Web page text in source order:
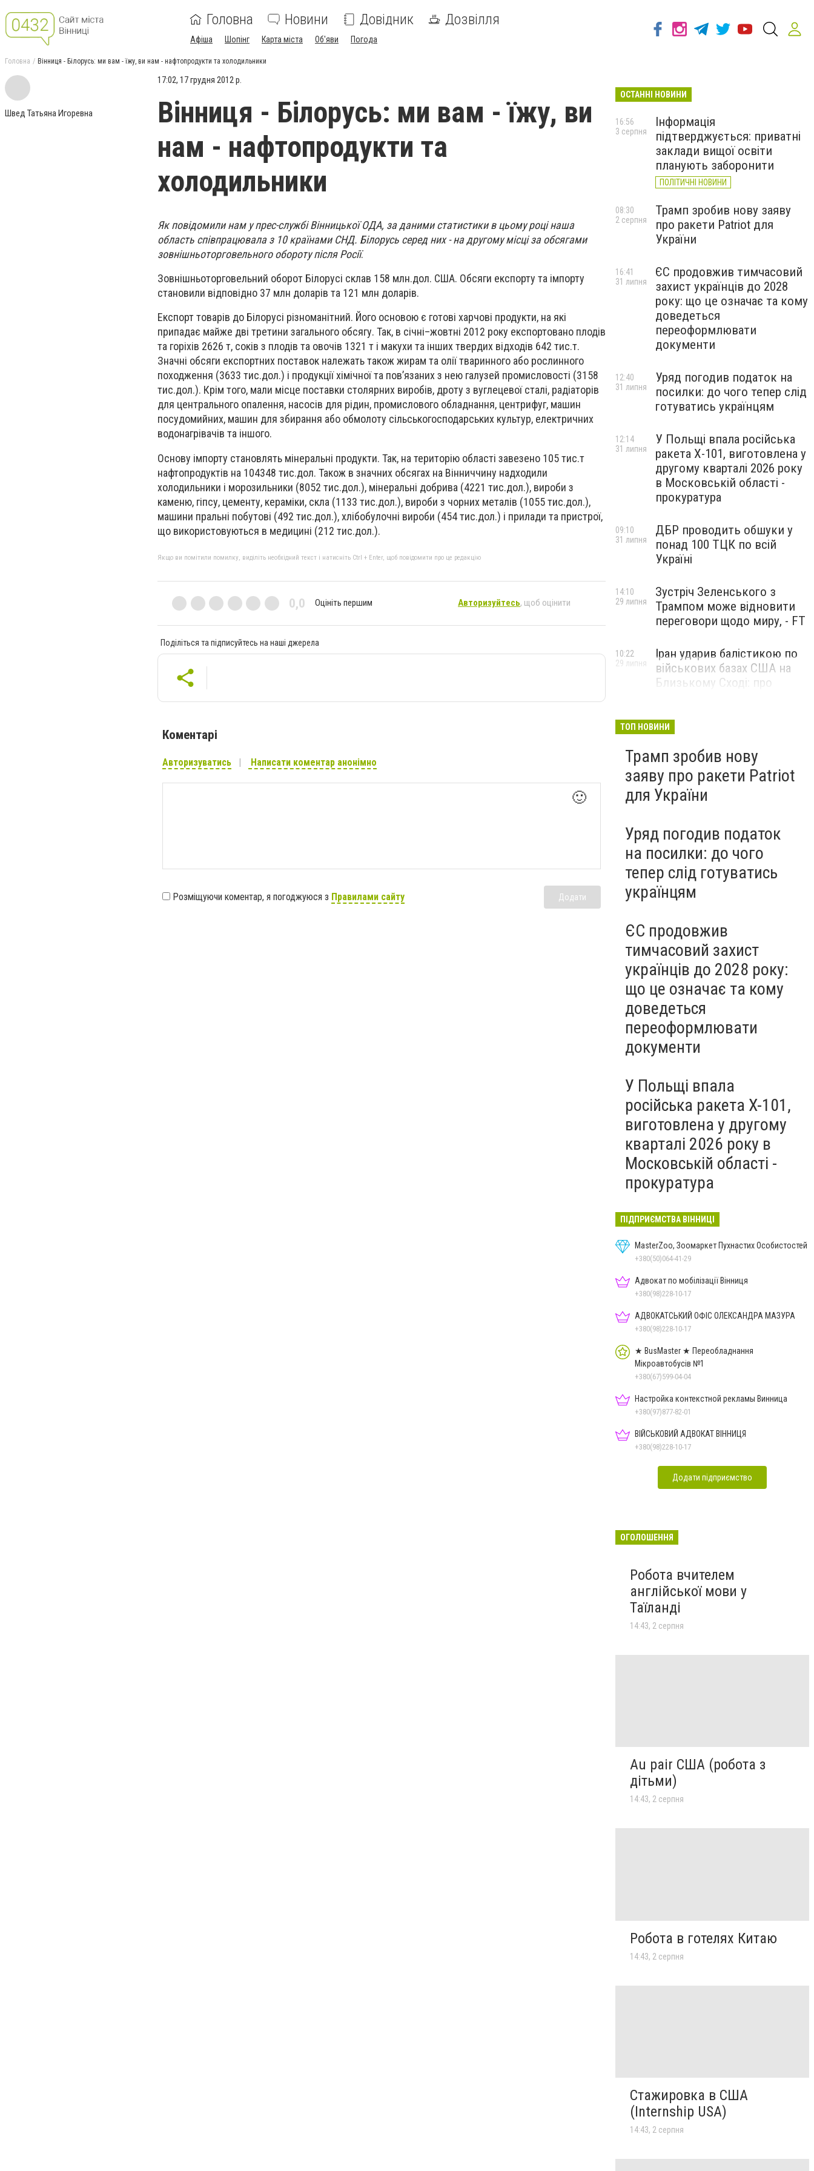
Головна Новини Довідник Дозвілля
Афіша Шопінг Карта міста Об'яви Погода
Головна Вінниця - Білорусь: ми вам - їжу, ви нам - нафтопродукти та холодильники
Швед Татьяна Игоревна
17:02, 17 грудня 2012 р.
Вінниця - Білорусь: ми вам - їжу, ви
нам - нафтопродукти та
холодильники
Як повідомили нам у прес-службі Вінницької ОДА, за даними статистики в цьому році наша
область співпрацювала з 10 країнами СНД. Білорусь серед них - на другому місці за обсягами
зовнішньоторговельного обороту після Росії.
Зовнішньоторговельний оборот Білорусі склав 158 млн.дол. США. Обсяги експорту та імпорту
становили відповідно 37 млн доларів та 121 млн доларів.
Експорт товарів до Білорусі різноманітний. Його основою є готові харчові продукти, на які
припадає майже дві третини загального обсягу. Так, в січні–жовтні 2012 року експортовано плодів
та горіхів 2626 т, соків з плодів та овочів 1321 т і макухи та інших твердих відходів 642 тис.т.
Значні обсяги експортних поставок належать також жирам та олії тваринного або рослинного
походження (3633 тис.дол.) і продукції хімічної та пов’язаних з нею галузей промисловості (3158
тис.дол.). Крім того, мали місце поставки столярних виробів, дроту з вуглецевої сталі, радіаторів
для центрального опалення, насосів для рідин, промислового обладнання, центрифуг, машин
посудомийних, машин для збирання або обмолоту сільськогосподарських культур, електричних
водонагрівачів та іншого.
Основу імпорту становлять мінеральні продукти. Так, на територію області завезено 105 тис.т
нафтопродуктів на 104348 тис.дол. Також в значних обсягах на Вінниччину надходили
холодильники і морозильники (8052 тис.дол.), мінеральні добрива (4221 тис.дол.), вироби з
каменю, гіпсу, цементу, кераміки, скла (1133 тис.дол.), вироби з чорних металів (1055 тис.дол.),
машини пральні побутові (492 тис.дол.), хлібобулочні вироби (454 тис.дол.) і прилади та пристрої,
що використовуються в медицині (212 тис.дол.).
Якщо ви помітили помилку, виділіть необхідний текст і натисніть Ctrl + Enter, щоб повідомити про це редакцію
0,0 Оцініть першим Авторизуйтесь, щоб оцінити
Поділіться та підписуйтесь на наші джерела
Коментарі
Авторизуватись Написати коментар анонімно
🙂
Розміщуючи коментар, я погоджуюся з Правилами сайту Додати
ОСТАННІ НОВИНИ
Інформація
підтверджується: приватні
заклади вищої освіти
планують заборонити
ПОЛІТИЧНІ НОВИНИ
16:56
3 серпня
Трамп зробив нову заяву
про ракети Patriot для
України
08:30
2 серпня
ЄС продовжив тимчасовий
захист українців до 2028
року: що це означає та кому
доведеться
переоформлювати
документи
16:41
31 липня
Уряд погодив податок на
посилки: до чого тепер слід
готуватись українцям
12:40
31 липня
У Польщі впала російська
ракета X-101, виготовлена у
другому кварталі 2026 року
в Московській області -
прокуратура
12:14
31 липня
ДБР проводить обшуки у
понад 100 ТЦК по всій
Україні
09:10
31 липня
Зустріч Зеленського з
Трампом може відновити
переговори щодо миру, - FT
14:10
29 липня
Іран ударив балістикою по
військових базах США на
Близькому Сході: про
10:22
29 липня
ТОП НОВИНИ
Трамп зробив нову
заяву про ракети Patriot
для України
Уряд погодив податок
на посилки: до чого
тепер слід готуватись
українцям
ЄС продовжив
тимчасовий захист
українців до 2028 року:
що це означає та кому
доведеться
переоформлювати
документи
У Польщі впала
російська ракета X-101,
виготовлена у другому
кварталі 2026 року в
Московській області -
прокуратура
ПІДПРИЄМСТВА ВІННИЦІ
MasterZoo, Зоомаркет Пухнастих Особистостей
+380(50)064-41-29
Адвокат по мобілізації Вінниця
+380(98)228-10-17
АДВОКАТСЬКИЙ ОФІС ОЛЕКСАНДРА МАЗУРА
+380(98)228-10-17
★ BusMaster ★ Переобладнання
Мікроавтобусів №1
+380(67)599-04-04
Настройка контекстной рекламы Винница
+380(97)877-82-01
ВІЙСЬКОВИЙ АДВОКАТ ВІННИЦЯ
+380(98)228-10-17
Додати підприємство
ОГОЛОШЕННЯ
Робота вчителем
англійської мови у
Таїланді
14:43, 2 серпня
Au pair США (робота з
дітьми)
14:43, 2 серпня
Робота в готелях Китаю
14:43, 2 серпня
Стажировка в США
(Internship USA)
14:43, 2 серпня